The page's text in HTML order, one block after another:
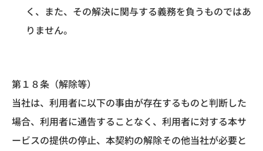
く、また、その解決に関与する義務を負うものではあ
りません。
第１８条（解除等）
当社は、利用者に以下の事由が存在するものと判断した
場合、利用者に通告することなく、利用者に対する本サ
ービスの提供の停止、本契約の解除その他当社が必要と